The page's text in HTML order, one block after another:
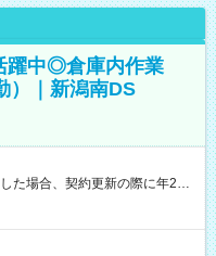
躍中◎倉庫内作業
）｜新潟南DS
た場合、契約更新の際に年2回
途支給 ※深夜割増賃金 (22:00～
】試用期間